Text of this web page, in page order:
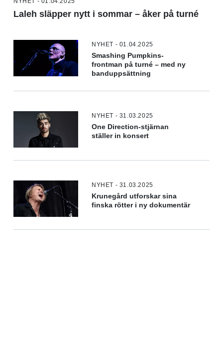
Laleh släpper nytt i sommar – åker på turné
NYHET - 01.04.2025
Smashing Pumpkins-
frontman på turné – med ny
banduppsättning
NYHET - 31.03.2025
One Direction-stjärnan
ställer in konsert
NYHET - 31.03.2025
Krunegård utforskar sina
finska rötter i ny dokumentär